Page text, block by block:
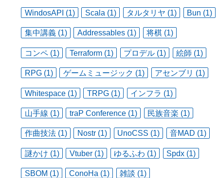
WindosAPI (1) Scala (1) タルタリヤ (1) Bun (1)
集中講義 (1) Addressables (1) 将棋 (1)
コンペ (1) Terraform (1) プロデル (1) 絵師 (1)
RPG (1) ゲームミュージック (1) アセンブリ (1)
Whitespace (1) TRPG (1) インフラ (1)
山手線 (1) traP Conference (1) 民族音楽 (1)
作曲技法 (1) Nostr (1) UnoCSS (1) 音MAD (1)
謎かけ (1) Vtuber (1) ゆるふわ (1) Spdx (1)
SBOM (1) ConoHa (1) 雑談 (1)